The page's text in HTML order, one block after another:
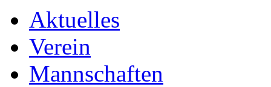
Aktuelles
Verein
Mannschaften